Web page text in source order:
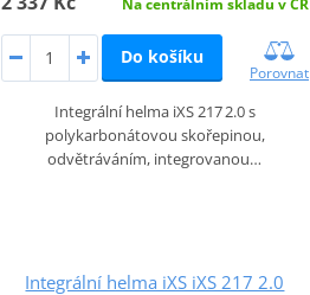
Na centrálním skladu v ČR
Do košíku
Porovnat
Integrální helma iXS 217 2.0 s
polykarbonátovou skořepinou,
odvětráváním, integrovanou…
Integrální helma iXS iXS 217 2.0